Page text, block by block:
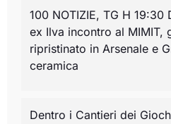
100 NOTIZIE, TG H
ex Ilva incontro al MIMIT,
ripristinato in Arsenale e
ceramica
Dentro i Cantieri dei